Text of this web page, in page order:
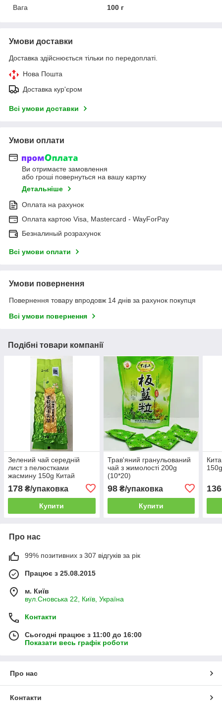
Вага
100 г
Умови доставки
Доставка здійснюється тільки по передоплаті.
Нова Пошта
Доставка кур'єром
Всі умови доставки
Умови оплати
Ви отримаєте замовлення
або гроші повернуться на вашу картку
Детальніше
Оплата на рахунок
Оплата картою Visa, Mastercard - WayForPay
Безналиный розрахунок
Всі умови оплати
Умови повернення
Повернення товару впродовж 14 днів за рахунок покупця
Всі умови повернення
Подібні товари компанії
Зелений чай середній
лист з пелюстками
жасмину 150g Китай
178 ₴/упаковка
Купити
Трав'яний гранульований
чай з жимолості 200g
(10*20)
98₴/упаковка
Купити
136
Про нас
99% позитивних з 307 відгуків за рік
Працює з 25.08.2015
м. Київ
вул.Сновська 22, Київ, Україна
Контакти
Сьогодні працює з 11:00 до 16:00
Показати весь графік роботи
Про нас
Контакти